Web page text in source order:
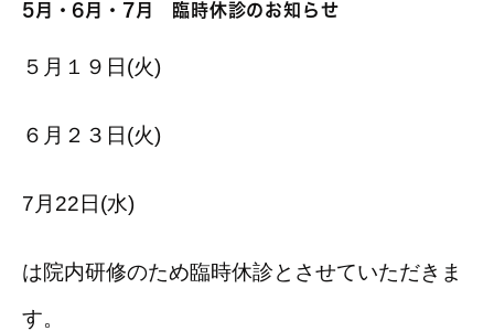
5月・6月・7月 臨時休診のお知らせ
５月１９日(火)
６月２３日(火)
7月22日(水)
は院内研修のため臨時休診とさせていただきま
す。